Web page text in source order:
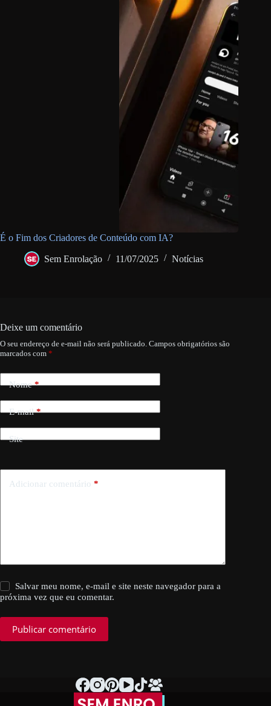
É o Fim dos Criadores de Conteúdo com IA?
Sem Enrolação 11/07/2025 Notícias
Deixe um comentário
O seu endereço de e-mail não será publicado. Campos obrigatórios são
marcados com *
Nome*
E-mail*
Site
Adicionar comentário *
Salvar meu nome, e-mail e site neste navegador para a
próxima vez que eu comentar.
Publicar comentário